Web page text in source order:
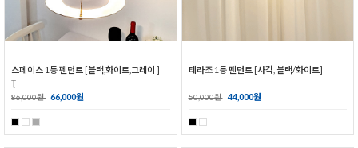
스페이스 1등 펜던트 [블랙,화이트,그레이 ]
Ʈ
86,000원 66,000원
테라조 1등 펜던트 [사각, 블랙/화이트]
50,000원 44,000원